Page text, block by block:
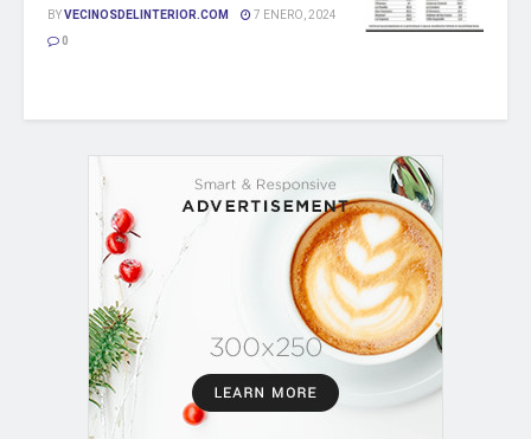
BYVECINOSDELINTERIOR.COM
7 ENERO, 2024
0